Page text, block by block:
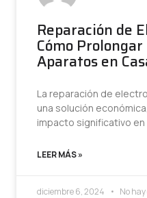
Reparación de
Cómo
Aparatos en
La reparación de
una solución
impacto significativo
LEER MÁS »
diciembre 6, 2024 No